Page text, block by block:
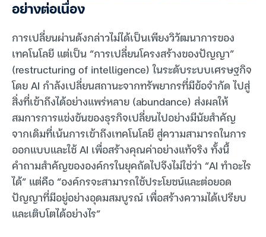
อย่างต่อเนื่อง
การเปลี่ยนผ่านดังกล่าวไม่ได้เป็นเพียงวิวัฒนาการของ
เทคโนโลยี แต่เป็น “การเปลี่ยนโครงสร้างของปัญญา”
(restructuring of intelligence) ในระดับระบบเศรษฐกิจ
โดย AI กำลังเปลี่ยนสถานะจากทรัพยากรที่มีข้อจำกัด ไปสู่
สิ่งที่เข้าถึงได้อย่างแพร่หลาย (abundance) ส่งผลให้
สมการการแข่งขันของธุรกิจเปลี่ยนไปอย่างมีนัยสำคัญ
จากเดิมที่เน้นการเข้าถึงเทคโนโลยี สู่ความสามารถในการ
ออกแบบและใช้ AI เพื่อสร้างคุณค่าอย่างแท้จริง ทั้งนี้
คำถามสำคัญขององค์กรในยุคถัดไปจึงไม่ใช่ว่า “AI ทำอะไร
ได้” แต่คือ “องค์กรจะสามารถใช้ประโยชน์และต่อยอด
ปัญญาที่มีอยู่อย่างอุดมสมบูรณ์ เพื่อสร้างความได้เปรียบ
และเติบโตได้อย่างไร”